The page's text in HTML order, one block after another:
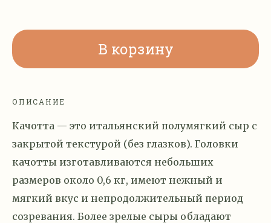
В корзину
ОПИСАНИЕ
Качотта — это итальянский полумягкий сыр с
закрытой текстурой (без глазков). Головки
качотты изготавливаются небольших
размеров около 0,6 кг, имеют нежный и
мягкий вкус и непродолжительный период
созревания. Более зрелые сыры обладают